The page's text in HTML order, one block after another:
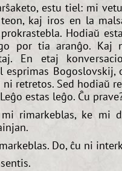
estu tiel: mi
kaj iros en la
Hodiaŭ
por tia aranĝo. Kaj
En etaj
esprimas
retretos. Sed hodiaŭ
estas leĝo. Ĉu
rimarkeblas, ke mi
Do, ĉu ni